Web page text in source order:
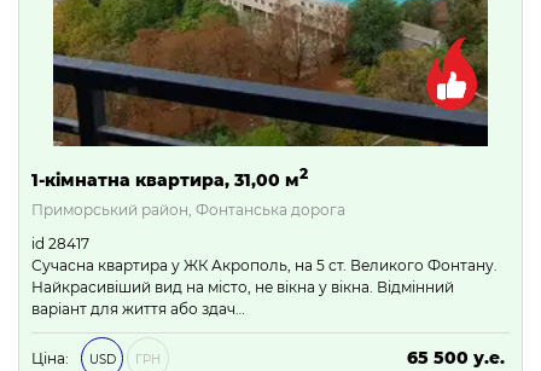
1-кімнатна квартира, 31,00 м2
Приморський район, Фонтанська дорога
id 28417
Сучасна квартира у ЖК Акрополь, на 5 ст. Великого Фонтану.
Найкрасивіший вид на місто, не вікна у вікна. Відмінний
варіант для життя або здач…
Ціна: USD ГРН
65 500 у.е.